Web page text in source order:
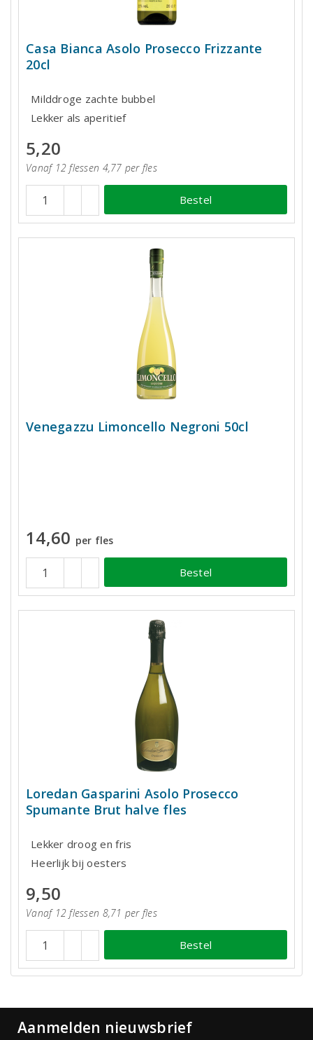
Casa Bianca Asolo Prosecco Frizzante
20cl
Milddroge zachte bubbel
Lekker als aperitief
5,20
Vanaf 12 flessen 4,77 per fles
Bestel
Venegazzu Limoncello Negroni 50cl
14,60 per fles
Bestel
Loredan Gasparini Asolo Prosecco
Spumante Brut halve fles
Lekker droog en fris
Heerlijk bij oesters
9,50
Vanaf 12 flessen 8,71 per fles
Bestel
Aanmelden nieuwsbrief